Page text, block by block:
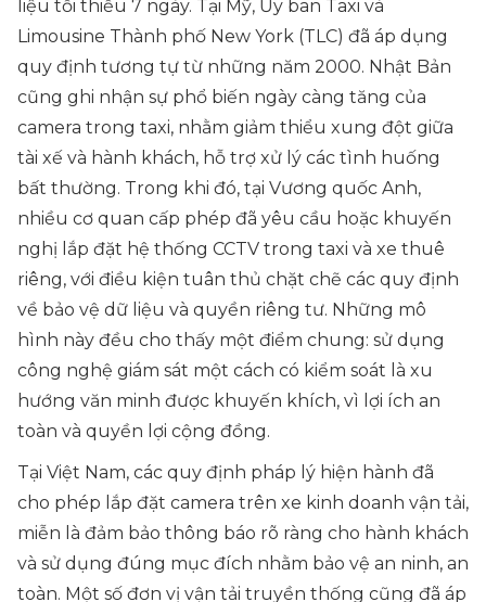
liệu tối thiểu 7 ngày. Tại Mỹ, Ủy ban Taxi và
Limousine Thành phố New York (TLC) đã áp dụng
quy định tương tự từ những năm 2000. Nhật Bản
cũng ghi nhận sự phổ biến ngày càng tăng của
camera trong taxi, nhằm giảm thiểu xung đột giữa
tài xế và hành khách, hỗ trợ xử lý các tình huống
bất thường. Trong khi đó, tại Vương quốc Anh,
nhiều cơ quan cấp phép đã yêu cầu hoặc khuyến
nghị lắp đặt hệ thống CCTV trong taxi và xe thuê
riêng, với điều kiện tuân thủ chặt chẽ các quy định
về bảo vệ dữ liệu và quyền riêng tư. Những mô
hình này đều cho thấy một điểm chung: sử dụng
công nghệ giám sát một cách có kiểm soát là xu
hướng văn minh được khuyến khích, vì lợi ích an
toàn và quyền lợi cộng đồng.
Tại Việt Nam, các quy định pháp lý hiện hành đã
cho phép lắp đặt camera trên xe kinh doanh vận tải,
miễn là đảm bảo thông báo rõ ràng cho hành khách
và sử dụng đúng mục đích nhằm bảo vệ an ninh, an
toàn. Một số đơn vị vận tải truyền thống cũng đã áp